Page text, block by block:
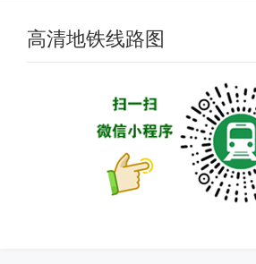
的成员之...
高清地铁线路图